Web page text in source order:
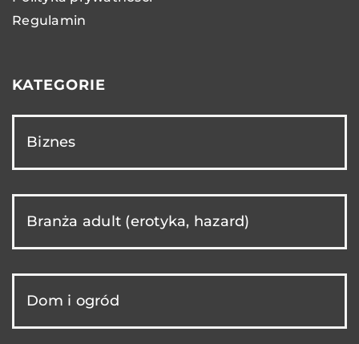
Regulamin
KATEGORIE
Biznes
Branża adult (erotyka, hazard)
Dom i ogród